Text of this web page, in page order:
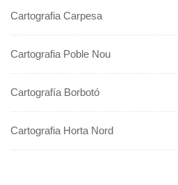
Cartografia Carpesa
Cartografia Poble Nou
Cartografía Borbotó
Cartografia Horta Nord